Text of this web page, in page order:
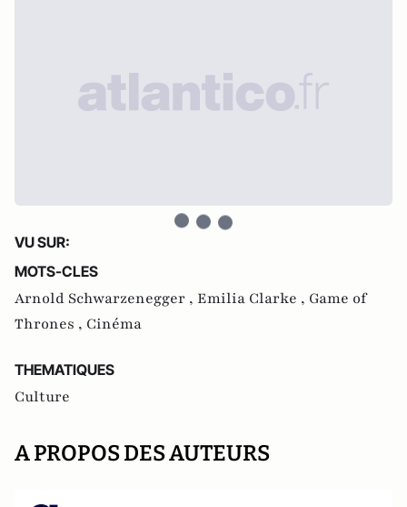
VU SUR:
MOTS-CLES
Arnold Schwarzenegger , Emilia Clarke , Game of
Thrones , Cinéma
THEMATIQUES
Culture
A PROPOS DES AUTEURS